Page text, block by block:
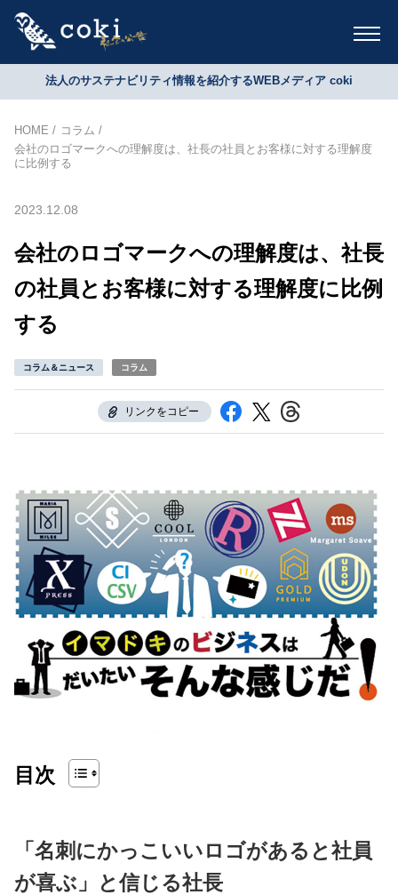
法人のサステナビリティ情報を紹介するWEBメディア coki
HOME
コラム
会社のロゴマークへの理解度は、社長の社員とお客様に対する理解度
に比例する
2023.12.08
会社のロゴマークへの理解度は、社長
の社員とお客様に対する理解度に比例
する
コラム＆ニュース コラム
リンクをコピー
目次
「名刺にかっこいいロゴがあると社員
が喜ぶ」と信じる社長